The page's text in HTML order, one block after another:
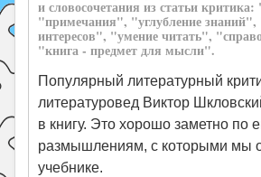
и словосочетания из статьи
"примечания", "углубление
интересов", "умение читать",
"книга - предмет для мысли".
Популярный литературный
литературовед Виктор
в книгу. Это хорошо заметно по
размышлениям, с которыми мы
учебнике.